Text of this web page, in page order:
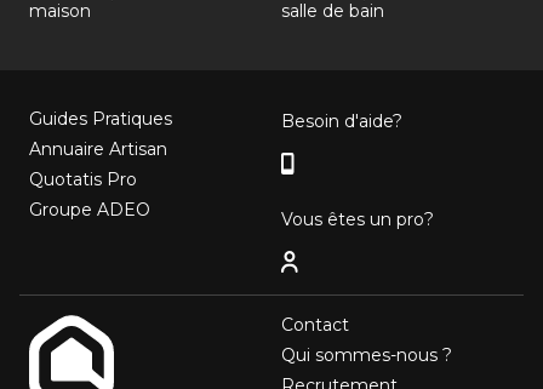
maison
salle de bain
Contact
Qui sommes-nous ?
Guides Pratiques
Annuaire Artisan
Quotatis Pro
Groupe ADEO
Besoin d'aide?
Vous êtes un pro?